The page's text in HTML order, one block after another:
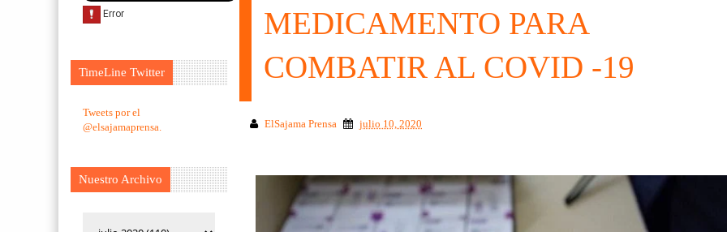
TimeLine Twitter
Tweets por el
@elsajamaprensa.
Nuestro Archivo
MEDICAMENTO PARA
COMBATIR AL COVID -19
ElSajama Prensa julio 10, 2020